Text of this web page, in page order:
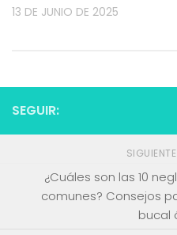
13 DE JUNIO DE 2025
SEGUIR:
¿Cuáles son las 10
comunes? Consejos
bucal